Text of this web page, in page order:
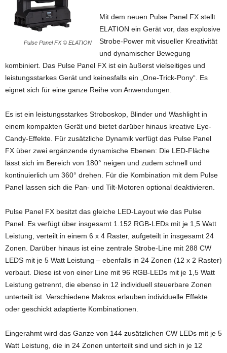
Pulse Panel FX © ELATION
Mit dem neuen Pulse Panel FX stellt
ELATION ein Gerät vor, das explosive
Strobe-Power mit visueller Kreativität
und dynamischer Bewegung
kombiniert. Das Pulse Panel FX ist ein äußerst vielseitiges und
leistungsstarkes Gerät und keinesfalls ein „One-Trick-Pony“. Es
eignet sich für eine ganze Reihe von Anwendungen.
Es ist ein leistungsstarkes Stroboskop, Blinder und Washlight in
einem kompakten Gerät und bietet darüber hinaus kreative Eye-
Candy-Effekte. Für zusätzliche Dynamik verfügt das Pulse Panel
FX über zwei ergänzende dynamische Ebenen: Die LED-Fläche
lässt sich im Bereich von 180° neigen und zudem schnell und
kontinuierlich um 360° drehen. Für die Kombination mit dem Pulse
Panel lassen sich die Pan- und Tilt-Motoren optional deaktivieren.
Pulse Panel FX besitzt das gleiche LED-Layout wie das Pulse
Panel. Es verfügt über insgesamt 1.152 RGB-LEDs mit je 1,5 Watt
Leistung, verteilt in einem 6 x 4 Raster, aufgeteilt in insgesamt 24
Zonen. Darüber hinaus ist eine zentrale Strobe-Line mit 288 CW
LEDS mit je 5 Watt Leistung – ebenfalls in 24 Zonen (12 x 2 Raster)
verbaut. Diese ist von einer Line mit 96 RGB-LEDs mit je 1,5 Watt
Leistung getrennt, die ebenso in 12 individuell steuerbare Zonen
unterteilt ist. Verschiedene Makros erlauben individuelle Effekte
oder geschickt adaptierte Kombinationen.
Eingerahmt wird das Ganze von 144 zusätzlichen CW LEDs mit je 5
Watt Leistung, die in 24 Zonen unterteilt sind und sich in je 12